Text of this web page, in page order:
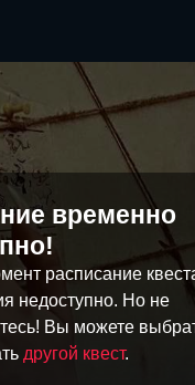
временно
расписание
недоступно. Но не
Вы можете
другой квест.